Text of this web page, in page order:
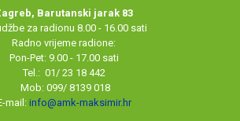
Barutanski jarak 83
za radionu 8.00 - 16.00 sati
Radno vrijeme radione:
Pon-Pet: 9.00 - 17.00 sati
Tel.: 01/ 23 18 442
Mob: 099/ 8139 018
mail: info@amk-maksimir.hr